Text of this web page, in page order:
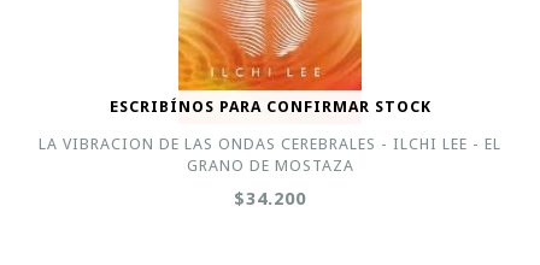
ESCRIBÍNOS PARA CONFIRMAR STOCK
LA VIBRACION DE LAS ONDAS CEREBRALES - ILCHI LEE - EL
GRANO DE MOSTAZA
$34.200